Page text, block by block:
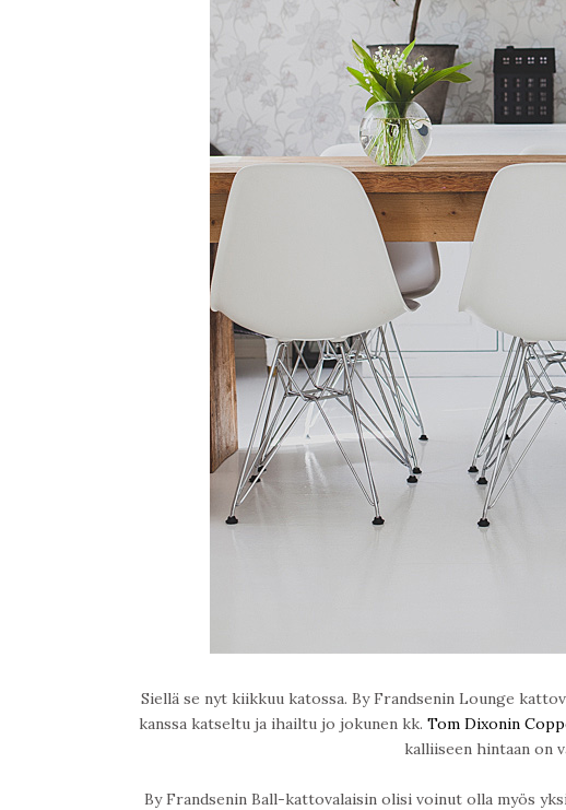
Siellä se nyt kiikkuu katossa. By Frandsenin Lounge
kanssa katseltu ja ihailtu jo jokunen kk. Tom Dixonin
kalliiseen hintaan on
By Frandsenin Ball-kattovalaisin olisi voinut olla myös